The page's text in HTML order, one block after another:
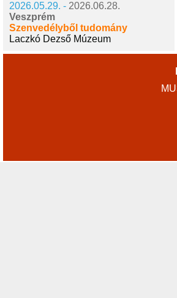
2026.05.29. - 2026.06.28.
Veszprém
Szenvedélyből tudomány
Laczkó Dezső Múzeum